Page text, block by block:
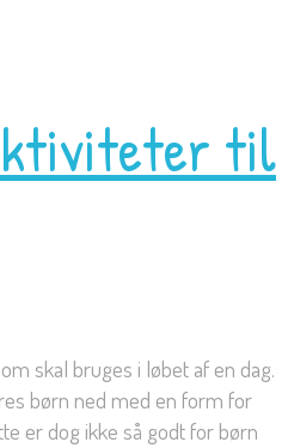
til
skal bruges i løbet af en dag.
børn ned med en form for
er dog ikke så godt for børn